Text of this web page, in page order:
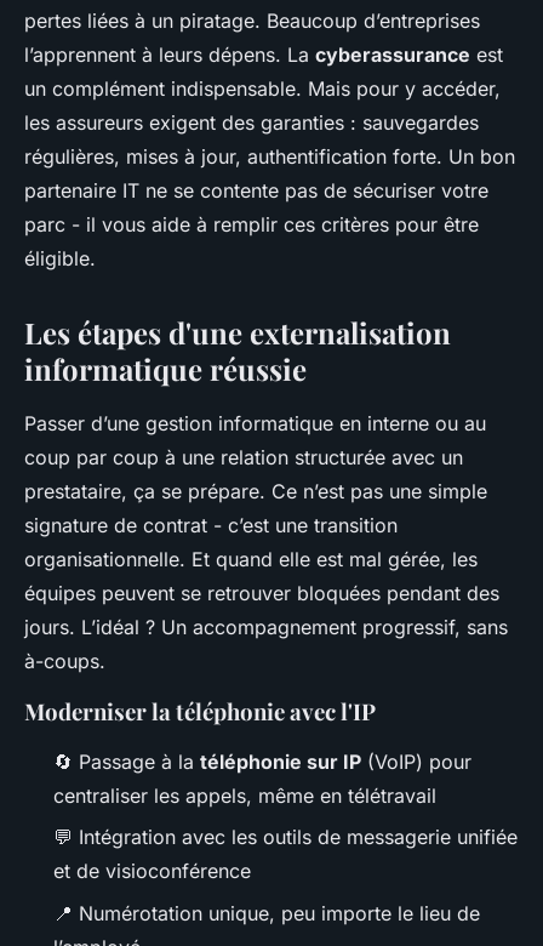
pertes liées à un piratage. Beaucoup d’entreprises
l’apprennent à leurs dépens. La cyberassurance est
un complément indispensable. Mais pour y accéder,
les assureurs exigent des garanties : sauvegardes
régulières, mises à jour, authentification forte. Un bon
partenaire IT ne se contente pas de sécuriser votre
parc - il vous aide à remplir ces critères pour être
éligible.
Les étapes d'une externalisation
informatique réussie
Passer d’une gestion informatique en interne ou au
coup par coup à une relation structurée avec un
prestataire, ça se prépare. Ce n’est pas une simple
signature de contrat - c’est une transition
organisationnelle. Et quand elle est mal gérée, les
équipes peuvent se retrouver bloquées pendant des
jours. L’idéal ? Un accompagnement progressif, sans
à-coups.
Moderniser la téléphonie avec l'IP
🔄 Passage à la téléphonie sur IP (VoIP) pour
centraliser les appels, même en télétravail
💬 Intégration avec les outils de messagerie unifiée
et de visioconférence
📍 Numérotation unique, peu importe le lieu de